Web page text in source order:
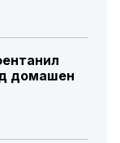
домашен